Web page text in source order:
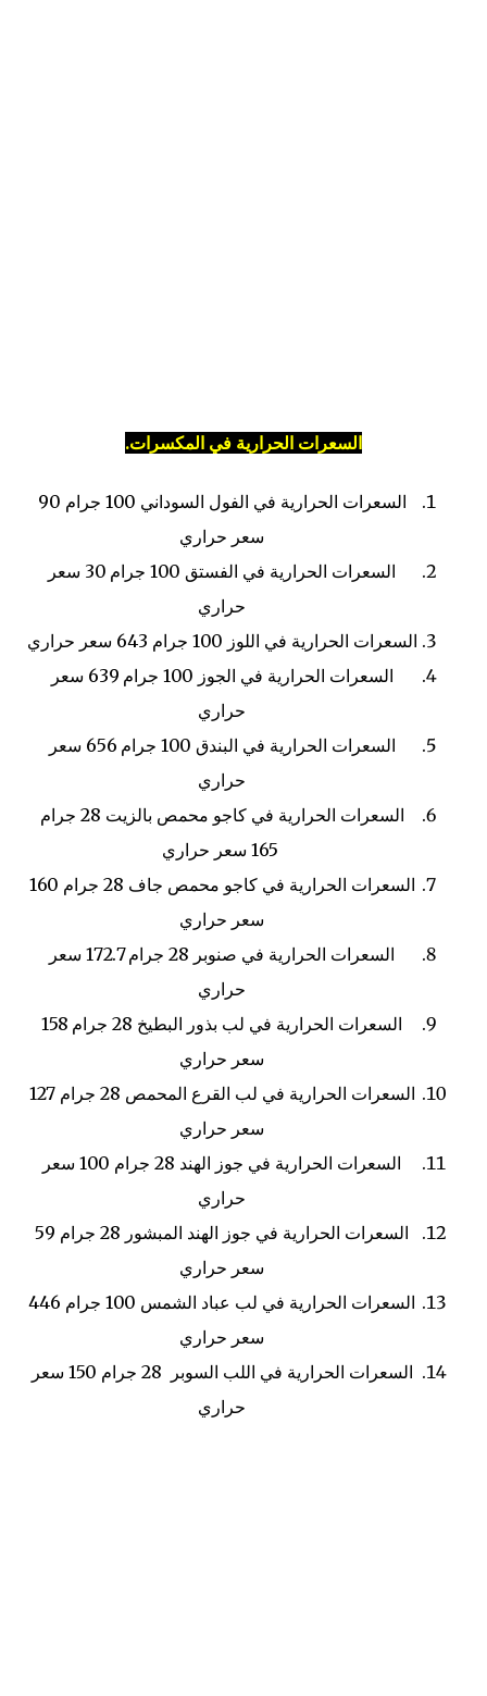
السعرات الحرارية في المكسرات.
السعرات الحرارية في الفول السوداني 100 جرام
90
سعر حراري
السعرات الحرارية في الفستق 100 جرام
30 سعر
حراري
السعرات الحرارية في اللوز
100 جرام
643 سعر حراري
السعرات الحرارية في الجوز
100 جرام
639 سعر
حراري
السعرات الحرارية في البندق 100 جرام
656 سعر
حراري
السعرات الحرارية في كاجو محمص بالزيت 28 جرام
165 سعر حراري
السعرات الحرارية في كاجو محمص جاف 28 جرام
160
سعر حراري
السعرات الحرارية في صنوبر
28 جرام
172.7 سعر
حراري
السعرات الحرارية في لب بذور البطيخ 28 جرام
158
سعر حراري
السعرات الحرارية في لب القرع المحمص 28 جرام
127
سعر حراري
السعرات الحرارية في جوز الهند 28 جرام
100 سعر
حراري
السعرات الحرارية في جوز الهند المبشور
28 جرام
59
سعر حراري
السعرات الحرارية في لب عباد الشمس 100 جرام
446
سعر حراري
السعرات الحرارية في اللب السوبر
28 جرام
150 سعر
حراري